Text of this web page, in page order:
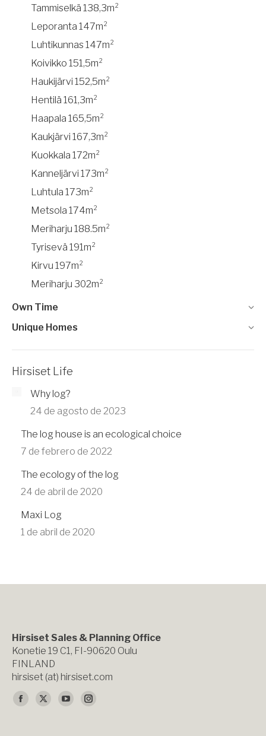
Tammiselkä 138,3m²
Leporanta 147m²
Luhtikunnas 147m²
Koivikko 151,5m²
Haukijärvi 152,5m²
Hentilä 161,3m²
Haapala 165,5m²
Kaukjärvi 167,3m²
Kuokkala 172m²
Kanneljärvi 173m²
Luhtula 173m²
Metsola 174m²
Meriharju 188.5m²
Tyrisevä 191m²
Kirvu 197m²
Meriharju 302m²
Own Time
Unique Homes
Hirsiset Life
Why log?
24 de agosto de 2023
The log house is an ecological choice
7 de febrero de 2022
The ecology of the log
24 de abril de 2020
Maxi Log
1 de abril de 2020
Hirsiset Sales & Planning Office
Konetie 19 C1, FI-90620 Oulu
FINLAND
hirsiset (at) hirsiset.com
Encuéntranos en:
Facebook
X
YouTubeInstagram